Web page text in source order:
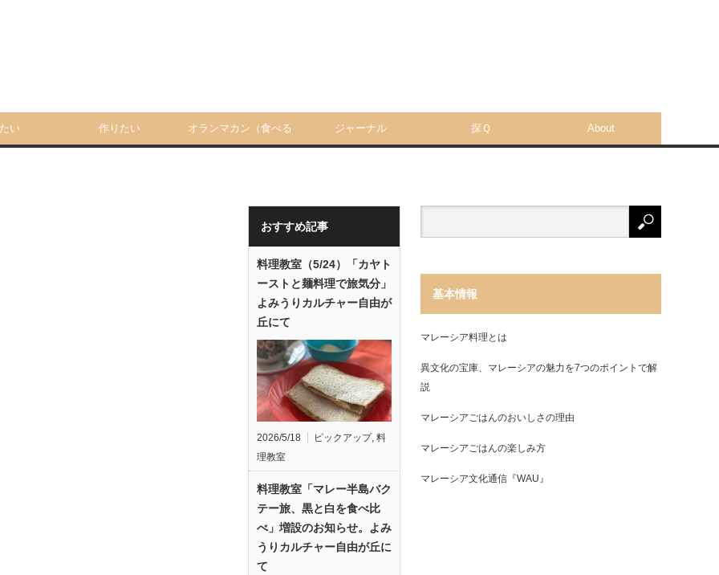
い 作りたい オランマカン（食べる ジャーナル 探Ｑ About
おすすめ記事
料理教室（5/24）「カヤト
ーストと麺料理で旅気分」
よみうりカルチャー自由が
丘にて
2026/5/18 ピックアップ, 料
理教室
料理教室「マレー半島バク
テー旅、黒と白を食べ比
べ」増設のお知らせ。よみ
うりカルチャー自由が丘に
て
基本情報
マレーシア料理とは
異文化の宝庫、マレーシアの魅力を7つのポイントで解
説
マレーシアごはんのおいしさの理由
マレーシアごはんの楽しみ方
マレーシア文化通信『WAU』